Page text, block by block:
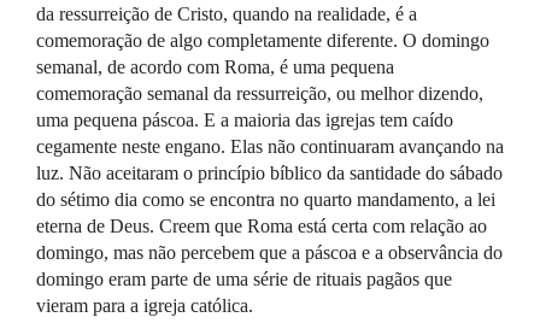
da ressurreição de Cristo, quando na realidade, é a
comemoração de algo completamente diferente. O domingo
semanal, de acordo com Roma, é uma pequena
comemoração semanal da ressurreição, ou melhor dizendo,
uma pequena páscoa. E a maioria das igrejas tem caído
cegamente neste engano. Elas não continuaram avançando na
luz. Não aceitaram o princípio bíblico da santidade do sábado
do sétimo dia como se encontra no quarto mandamento, a lei
eterna de Deus. Creem que Roma está certa com relação ao
domingo, mas não percebem que a páscoa e a observância do
domingo eram parte de uma série de rituais pagãos que
vieram para a igreja católica.